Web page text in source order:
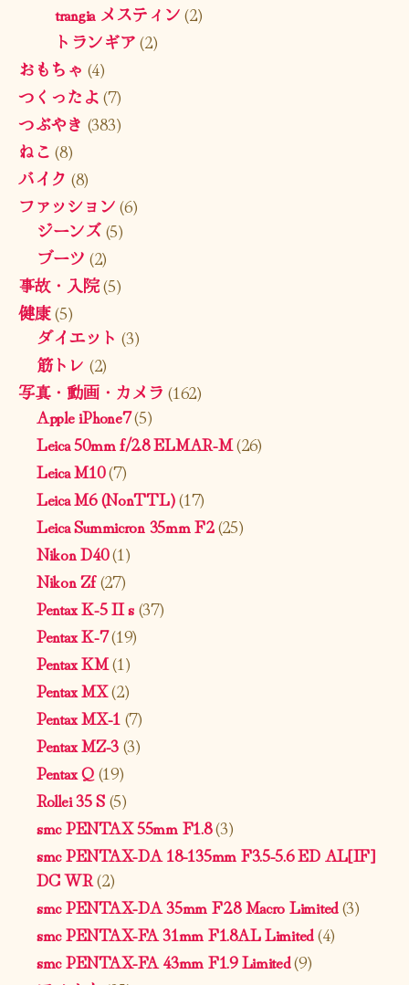
trangia メスティン(2)
トランギア(2)
おもちゃ (4)
つくったよ(7)
つぶやき (383)
ねこ (8)
バイク (8)
ファッション(6)
ジーンズ(5)
ブーツ (2)
事故・入院(5)
健康(5)
ダイエット (3)
筋トレ (2)
写真・動画・カメラ (162)
Apple iPhone7(5)
Leica 50mm f/2.8 ELMAR-M(26)
Leica M10(7)
Leica M6 (NonTTL)(17)
Leica Summicron 35mm F2(25)
Nikon D40(1)
Nikon Zf(27)
Pentax K-5 II s(37)
Pentax K-7(19)
Pentax KM(1)
Pentax MX(2)
Pentax MX-1(7)
Pentax MZ-3(3)
Pentax Q(19)
Rollei 35 S(5)
smc PENTAX 55mm F1.8(3)
smc PENTAX-DA 18-135mm F3.5-5.6 ED AL[IF]
DC WR(2)
smc PENTAX-DA 35mm F2.8 Macro Limited(3)
smc PENTAX-FA 31mm F1.8AL Limited(4)
smc PENTAX-FA 43mm F1.9 Limited(9)